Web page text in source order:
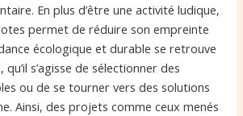
En plus d’être une activité ludique,
permet de réduire son empreinte
écologique et durable se retrouve
s’agisse de sélectionner des
ou de se tourner vers des solutions
Ainsi, des projets comme ceux menés